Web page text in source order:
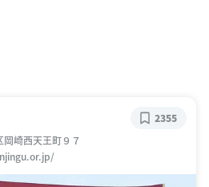
崎西天王町９７
2355